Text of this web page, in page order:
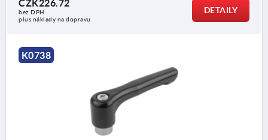
CZK226.72
bez DPH
plus náklady na dopravu
DETAILY
K0738